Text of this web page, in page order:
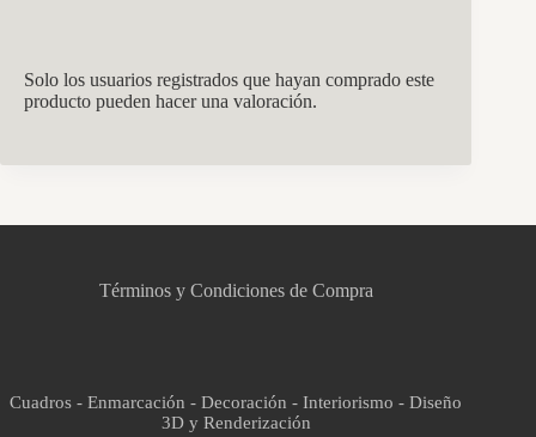
Solo los usuarios registrados que hayan comprado este
producto pueden hacer una valoración.
Términos y Condiciones de Compra
Cuadros - Enmarcación - Decoración - Interiorismo - Diseño
3D y Renderización
Asistente virtual · En línea